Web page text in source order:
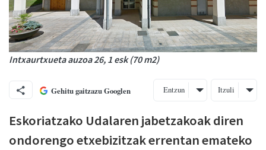
Intxaurtxueta auzoa 26, 1 esk (70 m2)
Gehitu gaitzazu Googlen Entzun Itzuli
Eskoriatzako Udalaren jabetzakoak diren
ondorengo etxebizitzak errentan emateko